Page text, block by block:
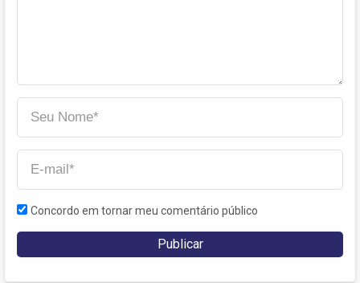
Concordo em tornar meu comentário público